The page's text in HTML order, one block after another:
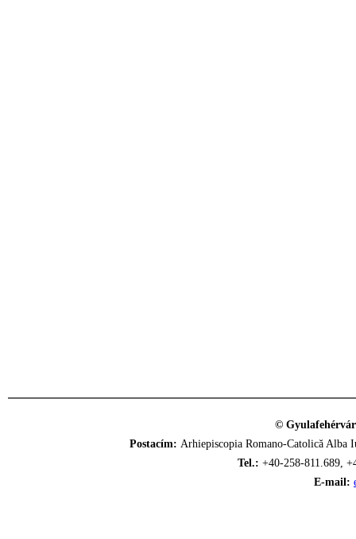
©
Postacím: Arhiepiscopia Romano-Catolică
Tel.: +40-258-811.689,
E-mail: